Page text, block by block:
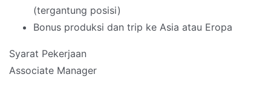
(tergantung posisi)
Bonus produksi dan trip ke Asia atau Eropa
Syarat Pekerjaan
Associate Manager